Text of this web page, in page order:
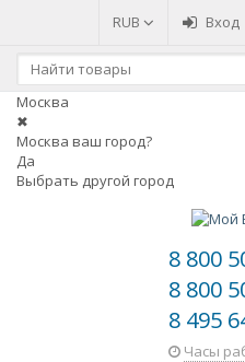
RUB Вход
Москва
✖
Москва ваш город?
Да
Выбрать другой город
8 800
8 800
8 495
Часы